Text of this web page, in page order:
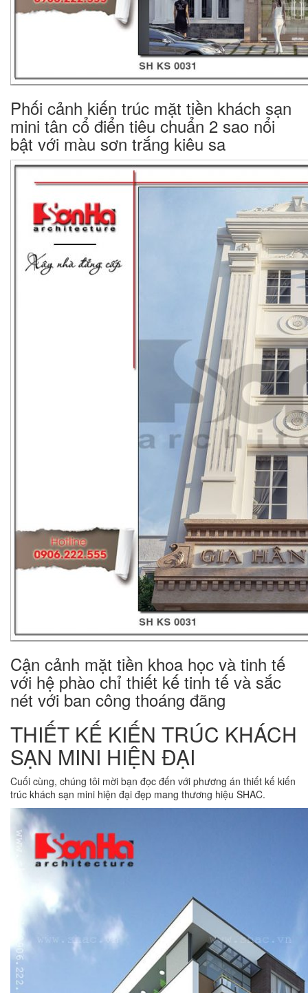
Phối cảnh kiến trúc mặt tiền khách sạn
mini tân cổ điển tiêu chuẩn 2 sao nổi
bật với màu sơn trắng kiêu sa
Cận cảnh mặt tiền khoa học và tinh tế
với hệ phào chỉ thiết kế tinh tế và sắc
nét với ban công thoáng đãng
THIẾT KẾ KIẾN TRÚC KHÁCH
SẠN MINI HIỆN ĐẠI
Cuối cùng, chúng tôi mời bạn đọc đến với phương án thiết kế kiến
trúc khách sạn mini hiện đại đẹp mang thương hiệu SHAC.